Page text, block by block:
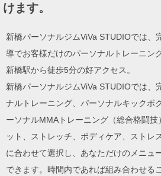
けます。
新橋パーソナルジムViVa STUDIOでは、
導でお客様だけのパーソナルトレーニン
新橋駅から徒歩5分の好アクセス。
新橋パーソナルジムViVa STUDIOでは、
ナルトレーニング、パーソナルキックボ
ーソナルMMAトレーニング（総合格闘
ット、ストレッチ、ボディケア、ストレ
に合わせて選択し、あなただけのメニュ
できます。時間内であれば組み合わせる